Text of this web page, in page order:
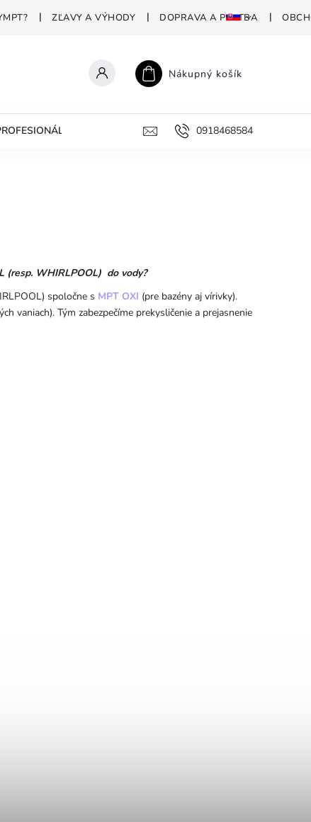
ZĽAVY A VÝHODY DOPRAVA A PLATBA
Nákupný košík
DEZINFEKCIA PREČO POLYMPT?
0918468584
(resp. WHIRLPOOL) do vody?
spoločne s MPT OXI (pre bazény aj vírivky).
vaniach). Tým zabezpečíme prekysličenie a prejasnenie